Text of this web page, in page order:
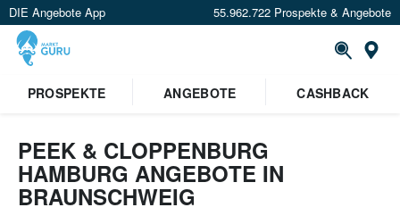
DIE Angebote App 55.962.722 Prospekte & Angebote
PROSPEKTE
ANGEBOTE CASHBACK
PEEK & CLOPPENBURG
HAMBURG ANGEBOTE IN
BRAUNSCHWEIG